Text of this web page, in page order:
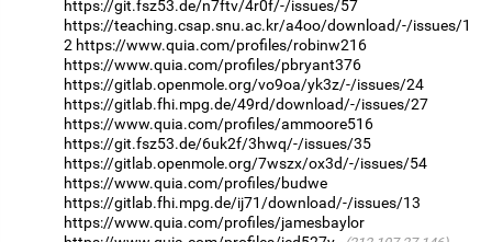
https://git.fsz53.de/n7ftv/4r0f/-/issues/57
https://teaching.csap.snu.ac.kr/a4oo/download/-/issues/1
2 https://www.quia.com/profiles/robinw216
https://www.quia.com/profiles/pbryant376
https://gitlab.openmole.org/vo9oa/yk3z/-/issues/24
https://gitlab.fhi.mpg.de/49rd/download/-/issues/27
https://www.quia.com/profiles/ammoore516
https://git.fsz53.de/6uk2f/3hwq/-/issues/35
https://gitlab.openmole.org/7wszx/ox3d/-/issues/54
https://www.quia.com/profiles/budwe
https://gitlab.fhi.mpg.de/ij71/download/-/issues/13
https://www.quia.com/profiles/jamesbaylor